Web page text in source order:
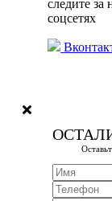
следите
соцсетях